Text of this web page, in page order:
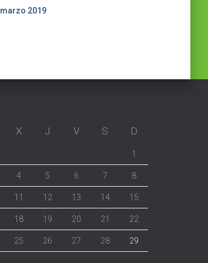
marzo 2019
X J V S D
1
4 5 6 7 8
11 12 13 14 15
18 19 20 21 22
25 26 27 28 29